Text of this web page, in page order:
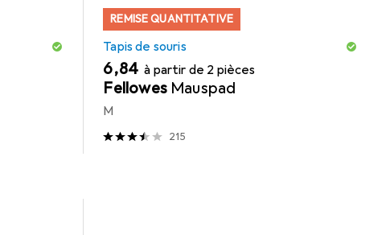
REMISE QUANTITATIVE
Tapis de souris
EUR
6,84 à partir de 2 pièces
Fellowes Mauspad
M
215